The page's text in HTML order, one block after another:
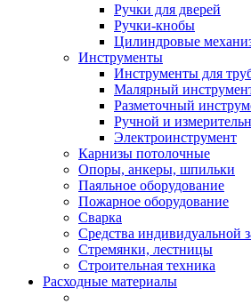
Ручки для дверей
Ручки-кнобы
Цилиндровые
Инструменты
Инструменты для
Малярный
Разметочный
Ручной и
Электроинструмент
Карнизы потолочные
Опоры, анкеры, шпильки
Паяльное оборудование
Пожарное оборудование
Сварка
Средства индивидуальной
Стремянки, лестницы
Строительная техника
Расходные материалы